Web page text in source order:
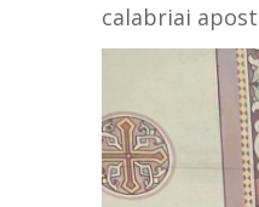
calabriai